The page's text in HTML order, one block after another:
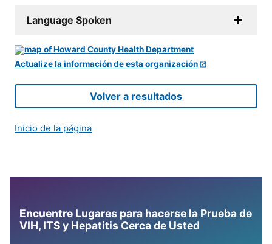
Language Spoken
Actualize la información de esta organización
Volver a resultados
Inicio de la página
Encuentre Lugares para hacerse la Prueba de
VIH, ITS y Hepatitis Cerca de Usted